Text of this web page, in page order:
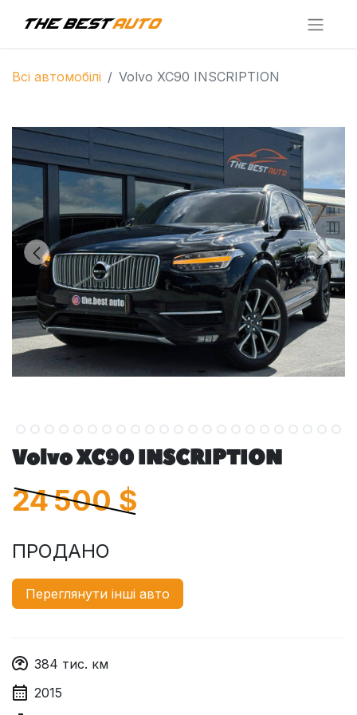
Всі автомобілі Volvo XC90 INSCRIPTION
Volvo XC90 INSCRIPTION
24 500$
ПРОДАНО
Переглянути інші авто
384 тис. км
2015